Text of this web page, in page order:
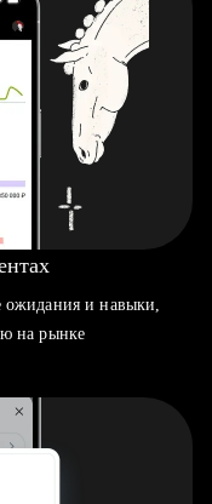
ожидания и навыки,
на рынке